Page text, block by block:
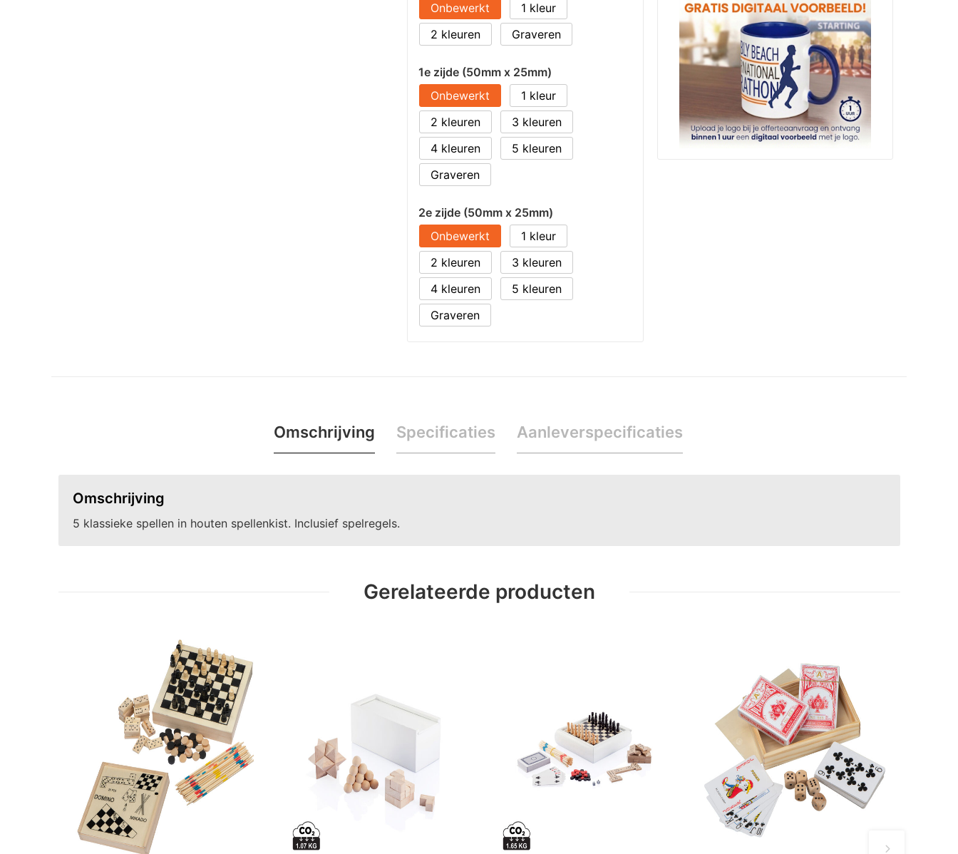
Onbewerkt
1
2
Graveren
1e zijde (50mm x 25mm)
Onbewerkt
1
2
3
4
5
Graveren
2e zijde (50mm x 25mm)
Onbewerkt
1
2
3
4
5
Graveren
Omschrijving Specificaties Aanleverspecificaties
Omschrijving
5 klassieke spellen in houten spellenkist. Inclusief spelregels.
Gerelateerde producten